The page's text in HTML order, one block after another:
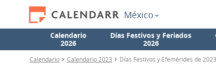
México
Calendario
2026
Días Festivos y Feriados
2026
Calendario Calendario 2023 Días Festivos y Efemérides de